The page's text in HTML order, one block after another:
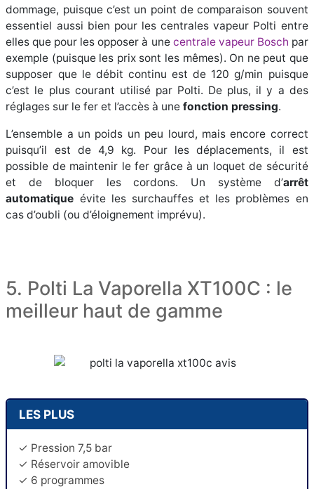
dommage, puisque c’est un point de comparaison souvent
essentiel aussi bien pour les centrales vapeur Polti entre
elles que pour les opposer à une centrale vapeur Bosch par
exemple (puisque les prix sont les mêmes). On ne peut que
supposer que le débit continu est de 120 g/min puisque
c’est le plus courant utilisé par Polti. De plus, il y a des
réglages sur le fer et l’accès à unefonction pressing.
L’ensemble a un poids un peu lourd, mais encore correct
puisqu’il est de 4,9 kg. Pour les déplacements, il est
possible de maintenir le fer grâce à un loquet de sécurité
et de bloquer les cordons. Un système d’arrêt
automatique évite les surchauffes et les problèmes en
cas d’oubli (ou d’éloignement imprévu).
5. Polti La Vaporella XT100C : le
meilleur haut de gamme
LES PLUS
✓ Pression 7,5 bar
✓ Réservoir amovible
✓ 6 programmes